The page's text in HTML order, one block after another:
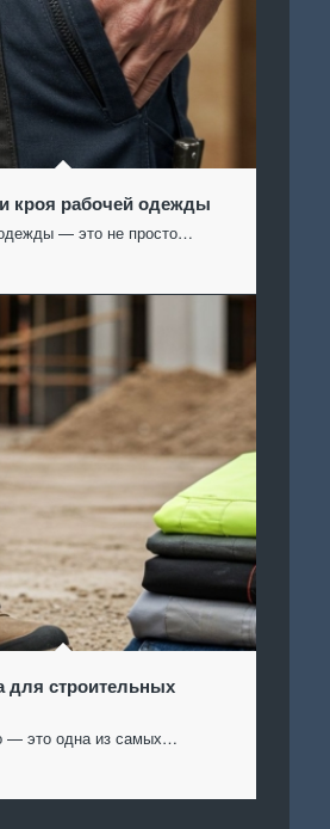
кроя рабочей одежды
— это не просто…
для строительных
— это одна из самых…